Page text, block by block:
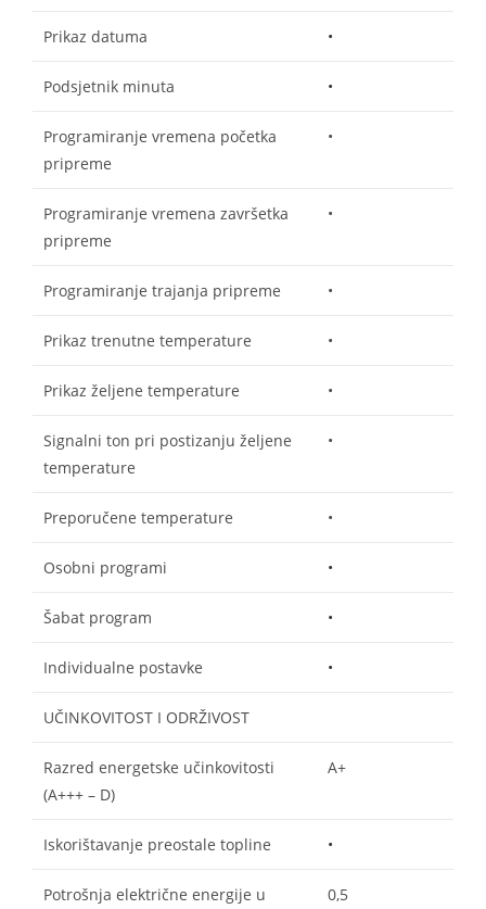
Prikaz datuma •
Podsjetnik minuta •
Programiranje vremena početka
pripreme
•
Programiranje vremena završetka
pripreme
•
Programiranje trajanja pripreme •
Prikaz trenutne temperature •
Prikaz željene temperature •
Signalni ton pri postizanju željene
temperature
•
Preporučene temperature •
Osobni programi •
Šabat program •
Individualne postavke •
UČINKOVITOST I ODRŽIVOST
Razred energetske učinkovitosti
(A+++ – D)
A+
Iskorištavanje preostale topline •
Potrošnja električne energije u
0,5